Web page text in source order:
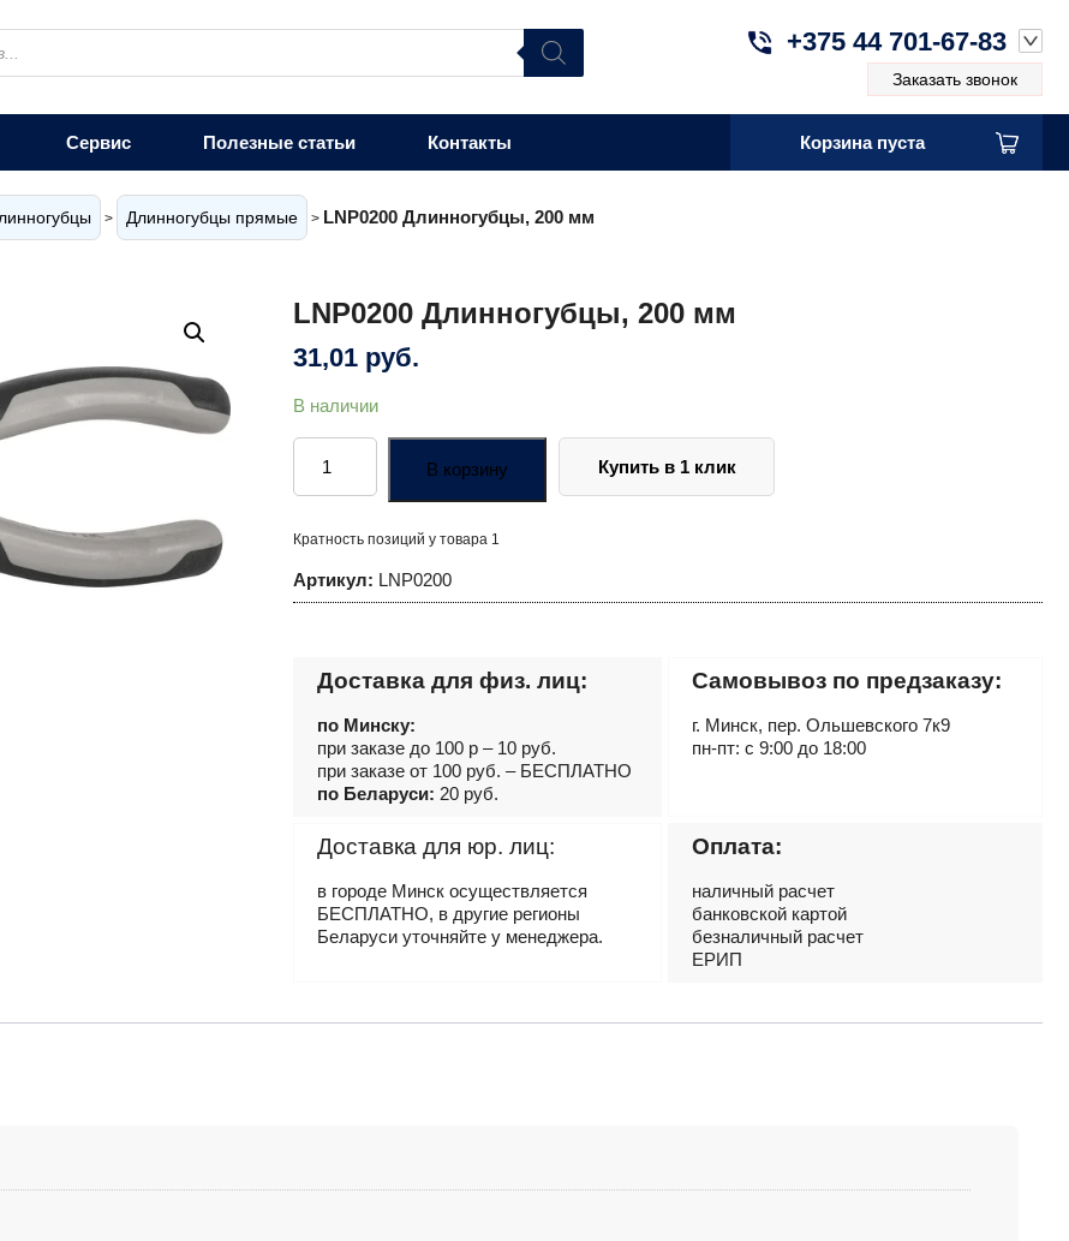
+375 44 701-67-83
Заказать звонок
Сервис Полезные статьи Контакты Корзина пуста
> Длинногубцы прямые > LNP0200 Длинногубцы, 200 мм
LNP0200 Длинногубцы, 200 мм
31,01 руб.
В наличии
Количество
товара
LNP0200
Длинногубцы,
В корзину Купить в 1 клик
Кратность позиций у товара 1
Артикул: LNP0200
Доставка для физ. лиц:
по Минску:
при заказе до 100 р – 10 руб.
при заказе от 100 руб. – БЕСПЛАТНО
по Беларуси: 20 руб.
Самовывоз по предзаказу:
г. Минск, пер. Ольшевского 7к9
пн-пт: с 9:00 до 18:00
Доставка для юр. лиц:
в городе Минск осуществляется
БЕСПЛАТНО, в другие регионы
Беларуси уточняйте у менеджера.
Оплата:
наличный расчет
банковской картой
безналичный расчет
ЕРИП